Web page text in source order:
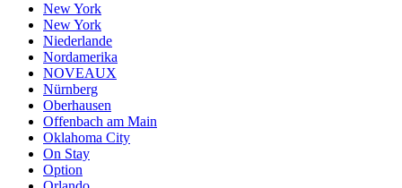
New York
New York
Niederlande
Nordamerika
NOVEAUX
Nürnberg
Oberhausen
Offenbach am Main
Oklahoma City
On Stay
Option